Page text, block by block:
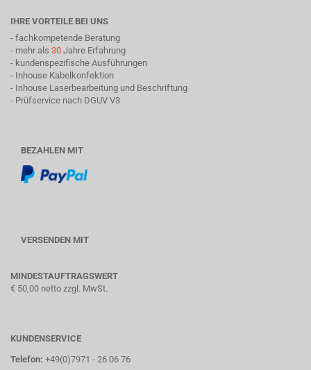
IHRE VORTEILE BEI UNS
- fachkompetende Beratung
- mehr als 30 Jahre Erfahrung
- kundenspezifische Ausführungen
- Inhouse Kabelkonfektion
- Inhouse Laserbearbeitung und Beschriftung
- Prüfservice nach DGUV V3
BEZAHLEN MIT
VERSENDEN MIT
MINDESTAUFTRAGSWERT
€ 50,00 netto zzgl. MwSt.
KUNDENSERVICE
Telefon: +49(0)7971 - 26 06 76